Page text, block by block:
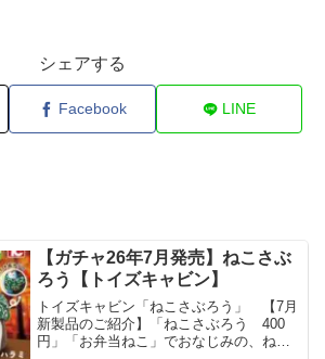
シェアする
Facebook LINE
【ガチャ26年7月発売】ねこさぶ
ろう【トイズキャビン】
トイズキャビン「ねこさぶろう」 【7月
新製品のご紹介】「ねこさぶろう 400
円」「お弁当ねこ」でおなじみの、ねこ